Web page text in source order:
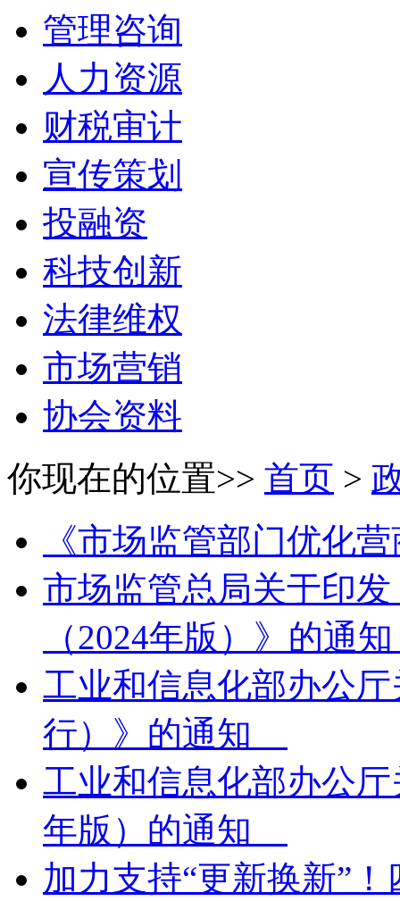
管理咨询
人力资源
财税审计
宣传策划
投融资
科技创新
法律维权
市场营销
协会资料
你现在的位置>> 首页 >
《市场监管部门优化
市场监管总局关于印
（2024年版）》的
工业和信息化部办公
行）》的通知
工业和信息化部办公
年版）的通知
加力支持“更新换新”